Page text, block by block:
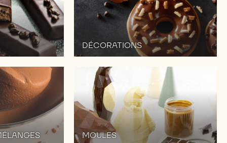
DÉCORATIONS
MOULES